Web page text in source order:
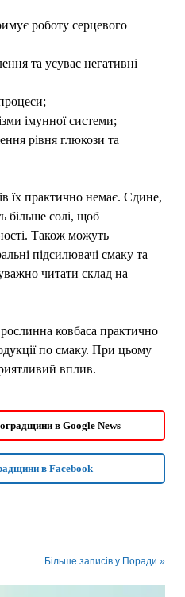
роботу серцевого
та усуває негативні
імунної системи;
рівня глюкози та
їх практично немає. Єдине,
більше солі, щоб
Також можуть
підсилювачі смаку та
читати склад на
ковбаса практично
по смаку. При цьому
вплив.
в Google News
в Facebook
Більше записів у Поради »